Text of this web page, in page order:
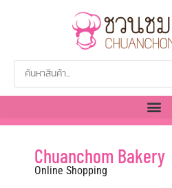
Chuanchom Bakery
Online Shopping